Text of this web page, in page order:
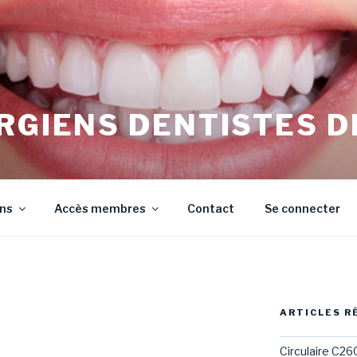
DENTISTES
Accès membres Contact Se connecter
ARTICLES
Circulaire